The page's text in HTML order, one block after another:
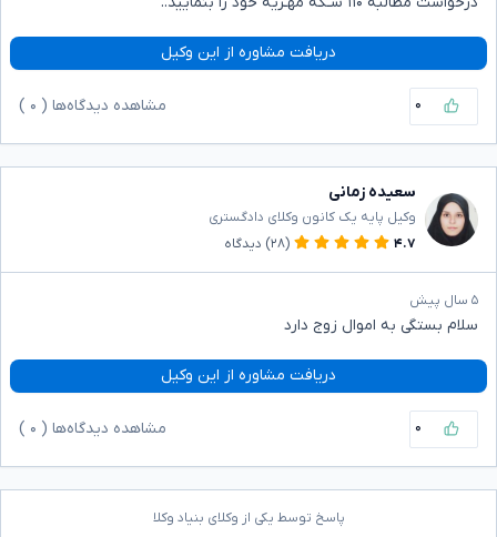
دریافت مشاوره از این وکیل
۰ مشاهده دیدگاه‌ها ( ۰
سعیده زمانی
وکیل پایه یک کانون وکلای دادگستری
۴.۷
(۲۸) دیدگاه
۵ سال پیش
سلام بستگی به اموال زوج دارد
دریافت مشاوره از این وکیل
۰ مشاهده دیدگاه‌ها ( ۰
پاسخ توسط یکی از وکلای بنیاد وکلا